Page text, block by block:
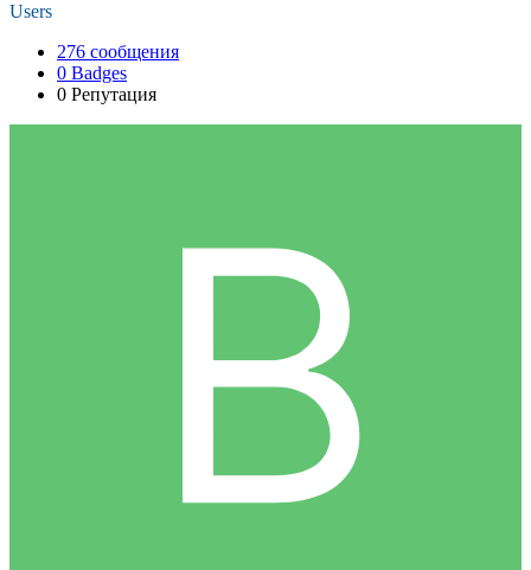
Users
276 сообщения
0 Badges
0 Репутация